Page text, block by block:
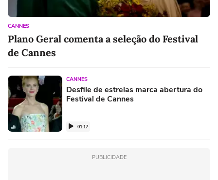
CANNES
Plano Geral comenta a seleção do Festival
de Cannes
CANNES
Desfile de estrelas marca abertura do
Festival de Cannes
01:17
PUBLICIDADE